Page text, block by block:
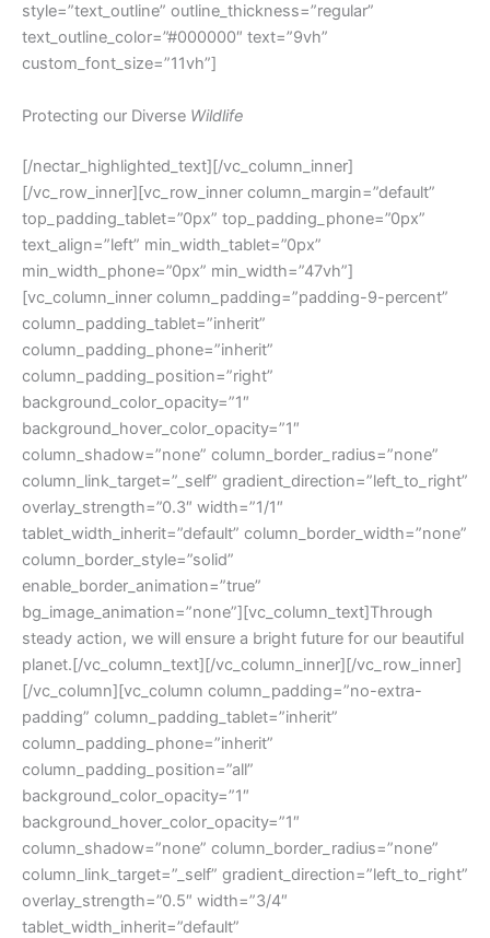
style=”text_outline” outline_thickness=”regular”
text_outline_color=”#000000″ text=”9vh”
custom_font_size=”11vh”]
Protecting our Diverse Wildlife
[/nectar_highlighted_text][/vc_column_inner]
[/vc_row_inner][vc_row_inner column_margin=”default”
top_padding_tablet=”0px” top_padding_phone=”0px”
text_align=”left” min_width_tablet=”0px”
min_width_phone=”0px” min_width=”47vh”]
[vc_column_inner column_padding=”padding-9-percent”
column_padding_tablet=”inherit”
column_padding_phone=”inherit”
column_padding_position=”right”
background_color_opacity=”1″
background_hover_color_opacity=”1″
column_shadow=”none” column_border_radius=”none”
column_link_target=”_self” gradient_direction=”left_to_right”
overlay_strength=”0.3″ width=”1/1″
tablet_width_inherit=”default” column_border_width=”none”
column_border_style=”solid”
enable_border_animation=”true”
bg_image_animation=”none”][vc_column_text]Through
steady action, we will ensure a bright future for our beautiful
planet.[/vc_column_text][/vc_column_inner][/vc_row_inner]
[/vc_column][vc_column column_padding=”no-extra-
padding” column_padding_tablet=”inherit”
column_padding_phone=”inherit”
column_padding_position=”all”
background_color_opacity=”1″
background_hover_color_opacity=”1″
column_shadow=”none” column_border_radius=”none”
column_link_target=”_self” gradient_direction=”left_to_right”
overlay_strength=”0.5″ width=”3/4″
tablet_width_inherit=”default”